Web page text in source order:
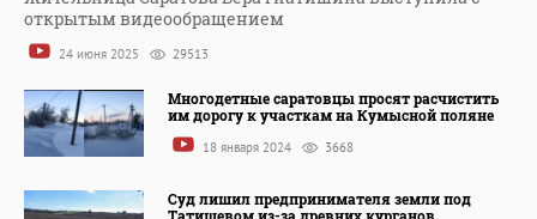
открытым видеообращением
24 июня 2025 29513
Многодетные саратовцы просят расчистить
им дорогу к участкам на Кумысной поляне
18 января 2024 3668
Суд лишил предпринимателя земли под
Татищевом из-за древних курганов